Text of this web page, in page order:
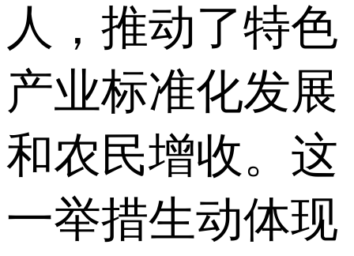
人，推动了特色
产业标准化发展
和农民增收。这
一举措生动体现